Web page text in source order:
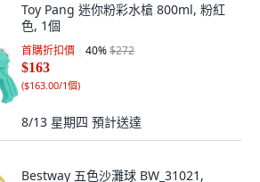
Toy Pang 迷你粉彩水槍 800ml, 粉紅
色, 1個
首購折扣價 40%$272
$163
($163.00/1個)
8/13 星期四 預計送達
Bestway 五色沙灘球 BW_31021,